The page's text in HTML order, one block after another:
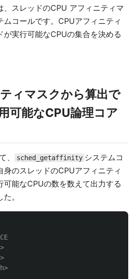
、スレッドのCPU アフィニティマ
ムコールです。CPUアフィニティ
が実行可能なCPUの集合を決める
ィマスクから算出で
可能なCPU論理コア
、 sched_getaffinity システムコ
身のスレッドのCPUアフィニティ
可能なCPUの数を数えて出力する
。